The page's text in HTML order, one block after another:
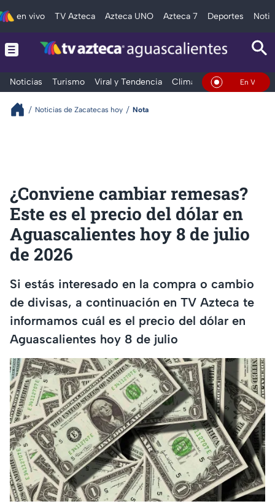
en vivo TV Azteca Azteca UNO Azteca 7 Deportes
Noticias Turismo Viral y Tendencia Clima DeportesEn Vivo
Noticias de Zacatecas hoy Nota
¿Conviene cambiar remesas?
Este es el precio del dólar en
Aguascalientes hoy 8 de julio
de 2026
Si estás interesado en la compra o cambio
de divisas, a continuación en TV Azteca te
informamos cuál es el precio del dólar en
Aguascalientes hoy 8 de julio